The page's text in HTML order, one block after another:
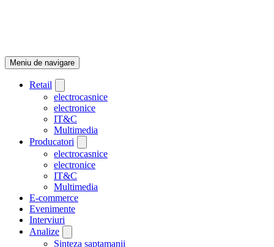
Meniu de navigare
Retail
electrocasnice
electronice
IT&C
Multimedia
Producatori
electrocasnice
electronice
IT&C
Multimedia
E-commerce
Evenimente
Interviuri
Analize
Sinteza saptamanii